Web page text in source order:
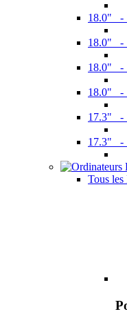
18.0" -
18.0" -
18.0" -
18.0" -
17.3" -
17.3" -
Tous